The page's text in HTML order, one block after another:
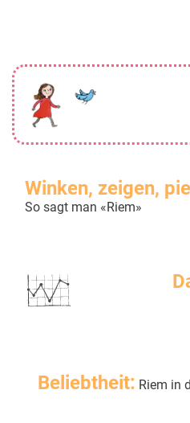
Winken, zeigen,
So sagt man «Riem»
Beliebtheit: Riem in